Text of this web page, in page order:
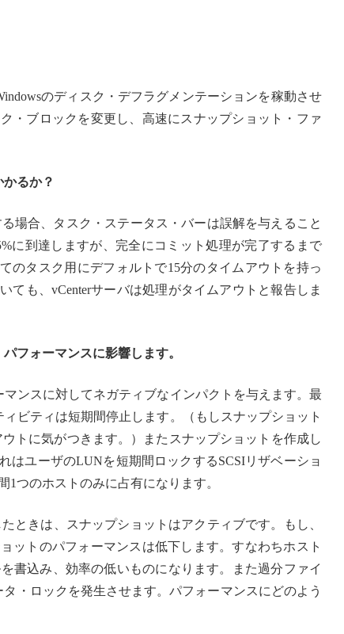
のディスク・デフラグメンテーションを稼動させ
・ブロックを変更し、高速にスナップショット・ファ
るか？
場合、タスク・ステータス・バーは誤解を与えること
に到達しますが、完全にコミット処理が完了するまで
のタスク用にデフォルトで15分のタイムアウトを持っ
も、vCenterサーバは処理がタイムアウトと報告しま
フォーマンスに影響します。
ンスに対してネガティブなインパクトを与えます。最
ビティは短期間停止します。（もしスナップショット
トに気がつきます。）またスナップショットを作成し
はユーザのLUNを短期間ロックするSCSIリザベーショ
つのホストのみに占有になります。
ときは、スナップショットはアクティブです。もし、
ットのパフォーマンスは低下します。すなわちホスト
書込み、効率の低いものになります。また過分ファイ
・ロックを発生させます。パフォーマンスにどのよう